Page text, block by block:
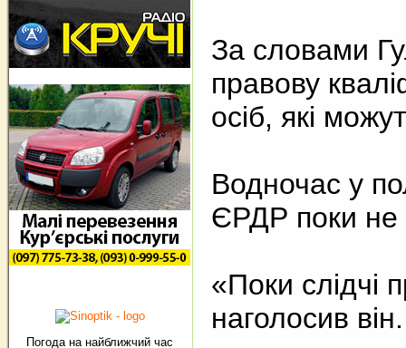
Погода на найближчий час
За словами
правову
осіб, які
Водночас у
ЄРДР поки не
«Поки слідчі
наголосив він.